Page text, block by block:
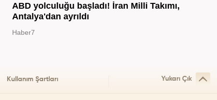
ABD yolculuğu başladı! İran Milli Takımı,
Antalya'dan ayrıldı
Haber7
Kullanım Şartları Yukarı Çık